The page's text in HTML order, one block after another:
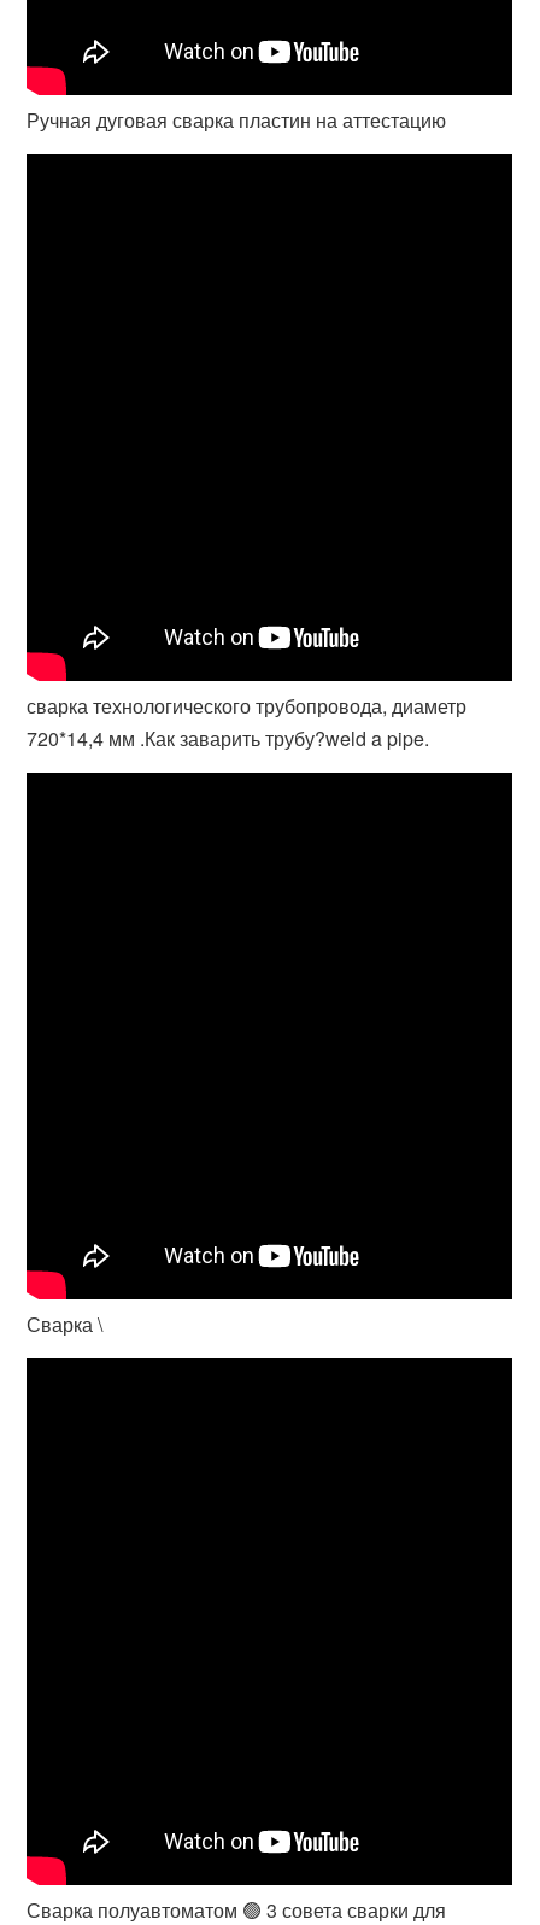
Ручная дуговая сварка пластин на аттестацию
сварка технологического трубопровода, диаметр
720*14,4 мм .Как заварить трубу?weld a pipe.
Сварка \
Сварка полуавтоматом 🟢 3 совета сварки для